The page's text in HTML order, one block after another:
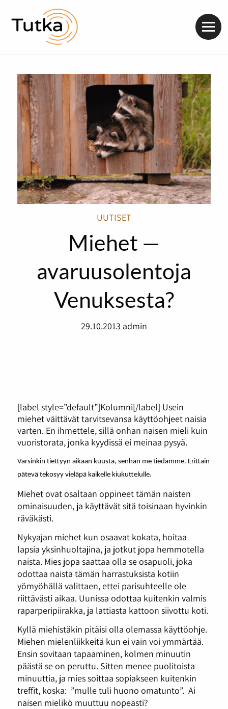
UUTISET
Miehet —
avaruusolentoja
Venuksesta?
29.10.2013 admin
[label style=”default”]Kolumni[/label] Usein
miehet väittävät tarvitsevansa käyttöohjeet naisia
varten. En ihmettele, sillä onhan naisen mieli kuin
vuoristorata, jonka kyydissä ei meinaa pysyä.
Varsinkin tiettyyn aikaan kuusta, senhän me tiedämme. Erittäin
pätevä tekosyy vieläpä kaikelle kiukuttelulle.
Miehet ovat osaltaan oppineet tämän naisten
ominaisuuden, ja käyttävät sitä toisinaan hyvinkin
räväkästi.
Nykyajan miehet kun osaavat kokata, hoitaa
lapsia yksinhuoltajina, ja jotkut jopa hemmotella
naista. Mies jopa saattaa olla se osapuoli, joka
odottaa naista tämän harrastuksista kotiin
yömyöhällä valittaen, ettei parisuhteelle ole
riittävästi aikaa. Uunissa odottaa kuitenkin valmis
raparperipiirakka, ja lattiasta kattoon siivottu koti.
Kyllä miehistäkin pitäisi olla olemassa käyttöohje.
Miehen mielenliikkeitä kun ei vain voi ymmärtää.
Ensin sovitaan tapaaminen, kolmen minuutin
päästä se on peruttu. Sitten menee puolitoista
minuuttia, ja mies soittaa sopiakseen kuitenkin
treffit, koska: ”mulle tuli huono omatunto”. Ai
naisen mielikö muuttuu nopeasti?